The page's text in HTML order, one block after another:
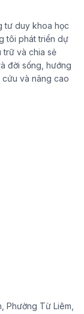
tư duy khoa học
tôi phát triển dự
trữ và chia sẻ
đời sống, hướng
cứu và nâng cao
Phường Từ Liêm,